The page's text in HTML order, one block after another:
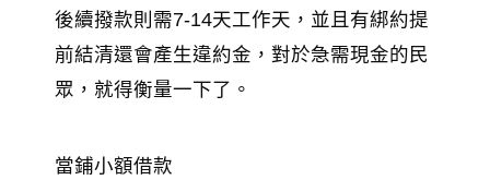
後續撥款則需7-14天工作天，並且有綁約提
前結清還會產生違約金，對於急需現金的民
眾，就得衡量一下了。
當鋪小額借款